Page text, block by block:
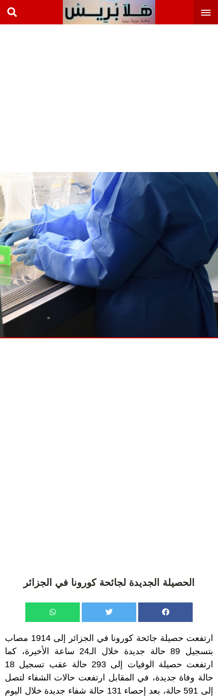
الحصيلة الجديدة لجائحة كورونا في الجزائر
ارتفعت حصيلة جائحة كورونا في الجزائر إلى 1914 مصاب
بتسجيل 89 حالة جديدة خلال الـ24 ساعة الأخيرة، كما
ارتفعت حصيلة الوفيات إلى 293 حالة عقب تسجيل 18
حالة وفاة جديدة، في المقابل ارتفعت حالات الشفاء لتصل
إلى 591 حالة، بعد إحصاء 131 حالة شفاء جديدة خلال اليوم